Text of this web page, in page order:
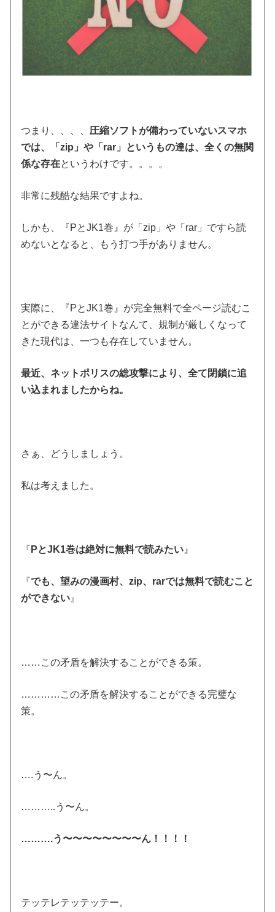
つまり、、、、 圧縮ソフトが備わっていないスマホ
では、「zip」や「rar」というもの達は、全くの無関
係な存在というわけです。。。。
非常に残酷な結果ですよね。
しかも、『PとJK1巻』が「zip」や「rar」ですら読
めないとなると、もう打つ手がありません。
実際に、『PとJK1巻』が完全無料で全ページ読むこ
とができる違法サイトなんて、規制が厳しくなって
きた現代は、一つも存在していません。
最近、ネットポリスの総攻撃により、全て閉鎖に追
い込まれましたからね。
さぁ、どうしましょう。
私は考えました。
『 PとJK1巻は絶対に無料で読みたい 』
『でも、望みの漫画村、zip、rarでは無料で読むこと
ができない』
……この矛盾を解決することができる策。
…………この矛盾を解決することができる完璧な
策。
….う〜ん。
………..う〜ん。
……….う〜〜〜〜〜〜〜〜ん！！！！
テッテレテッテッテー。